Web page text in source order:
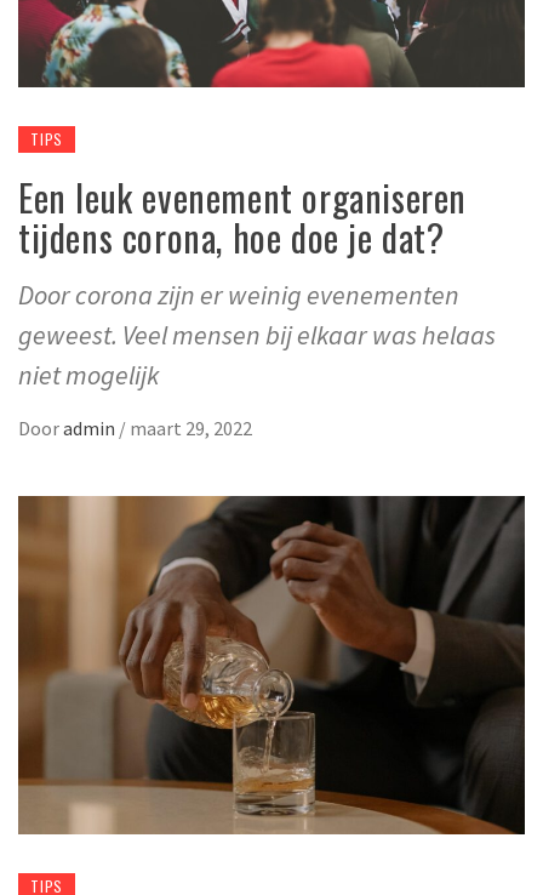
TIPS
Een leuk evenement organiseren
tijdens corona, hoe doe je dat?
Door corona zijn er weinig evenementen
geweest. Veel mensen bij elkaar was helaas
niet mogelijk
Dooradmin / maart 29, 2022
TIPS